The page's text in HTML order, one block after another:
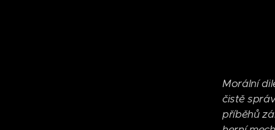
Morální
čistě
příběhů